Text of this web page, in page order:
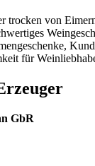
trocken von
für
GbR